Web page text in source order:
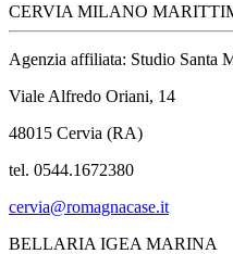
CERVIA MILANO
Agenzia affiliata: Studio Santa
Viale Alfredo Oriani, 14
48015 Cervia (RA)
tel. 0544.1672380
cervia@romagnacase.it
BELLARIA IGEA MARINA